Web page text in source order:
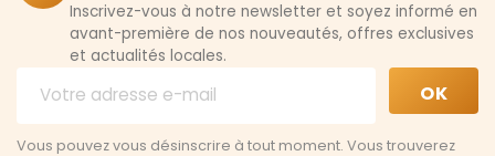
Inscrivez-vous à notre newsletter et soyez informé en
avant-première de nos nouveautés, offres exclusives
et actualités locales.
Vous pouvez vous désinscrire à tout moment. Vous trouverez